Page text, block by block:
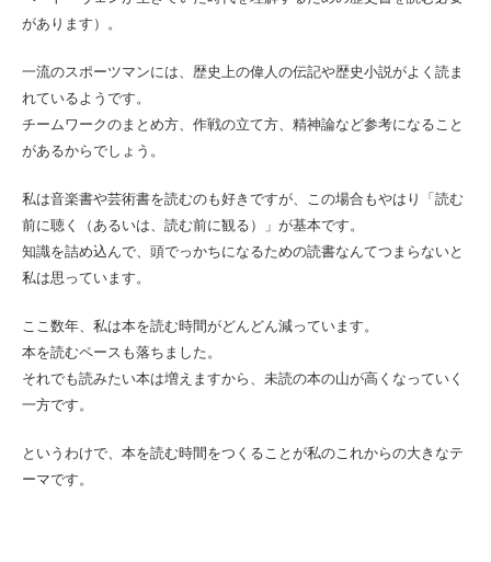
があります）。
一流のスポーツマンには、歴史上の偉人の伝記や歴史小説がよく読ま
れているようです。
チームワークのまとめ方、作戦の立て方、精神論など参考になること
があるからでしょう。
私は音楽書や芸術書を読むのも好きですが、この場合もやはり「読む
前に聴く（あるいは、読む前に観る）」が基本です。
知識を詰め込んで、頭でっかちになるための読書なんてつまらないと
私は思っています。
ここ数年、私は本を読む時間がどんどん減っています。
本を読むペースも落ちました。
それでも読みたい本は増えますから、未読の本の山が高くなっていく
一方です。
というわけで、本を読む時間をつくることが私のこれからの大きなテ
ーマです。